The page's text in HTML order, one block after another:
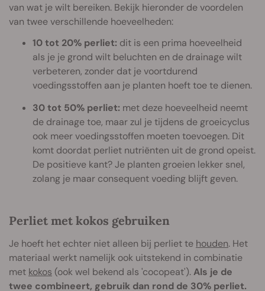
van wat je wilt bereiken. Bekijk hieronder de voordelen
van twee verschillende hoeveelheden:
10 tot 20% perliet: dit is een prima hoeveelheid
als je je grond wilt beluchten en de drainage wilt
verbeteren, zonder dat je voortdurend
voedingsstoffen aan je planten hoeft toe te dienen.
30 tot 50% perliet: met deze hoeveelheid neemt
de drainage toe, maar zul je tijdens de groeicyclus
ook meer voedingsstoffen moeten toevoegen. Dit
komt doordat perliet nutriënten uit de grond opeist.
De positieve kant? Je planten groeien lekker snel,
zolang je maar consequent voeding blijft geven.
Perliet met kokos gebruiken
Je hoeft het echter niet alleen bij perliet te houden. Het
materiaal werkt namelijk ook uitstekend in combinatie
met kokos (ook wel bekend als 'cocopeat').Als je de
twee combineert, gebruik dan rond de 30% perliet.